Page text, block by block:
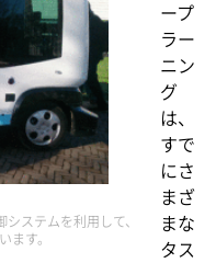
ステムを利用して、
ます。
ープ
ラー
ニン
グ
は、
すで
にさ
まざ
まな
タス